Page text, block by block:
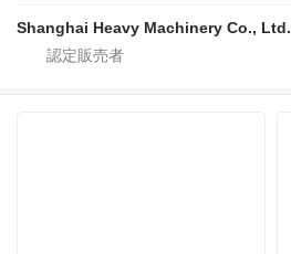
Shanghai Heavy Machinery Co., Ltd.